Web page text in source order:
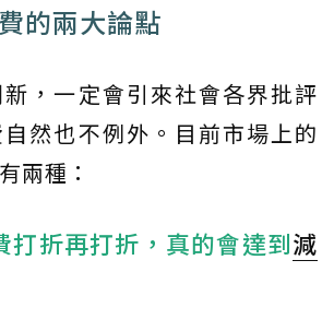
的兩大論點
，一定會引來社會各界批評
然也不例外。目前市場上的
兩種：
打折再打折，真的會達到減